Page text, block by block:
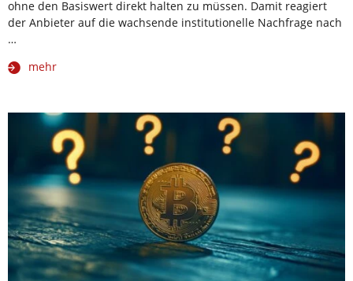
ohne den Basiswert direkt halten zu müssen. Damit reagiert
der Anbieter auf die wachsende institutionelle Nachfrage nach
…
mehr